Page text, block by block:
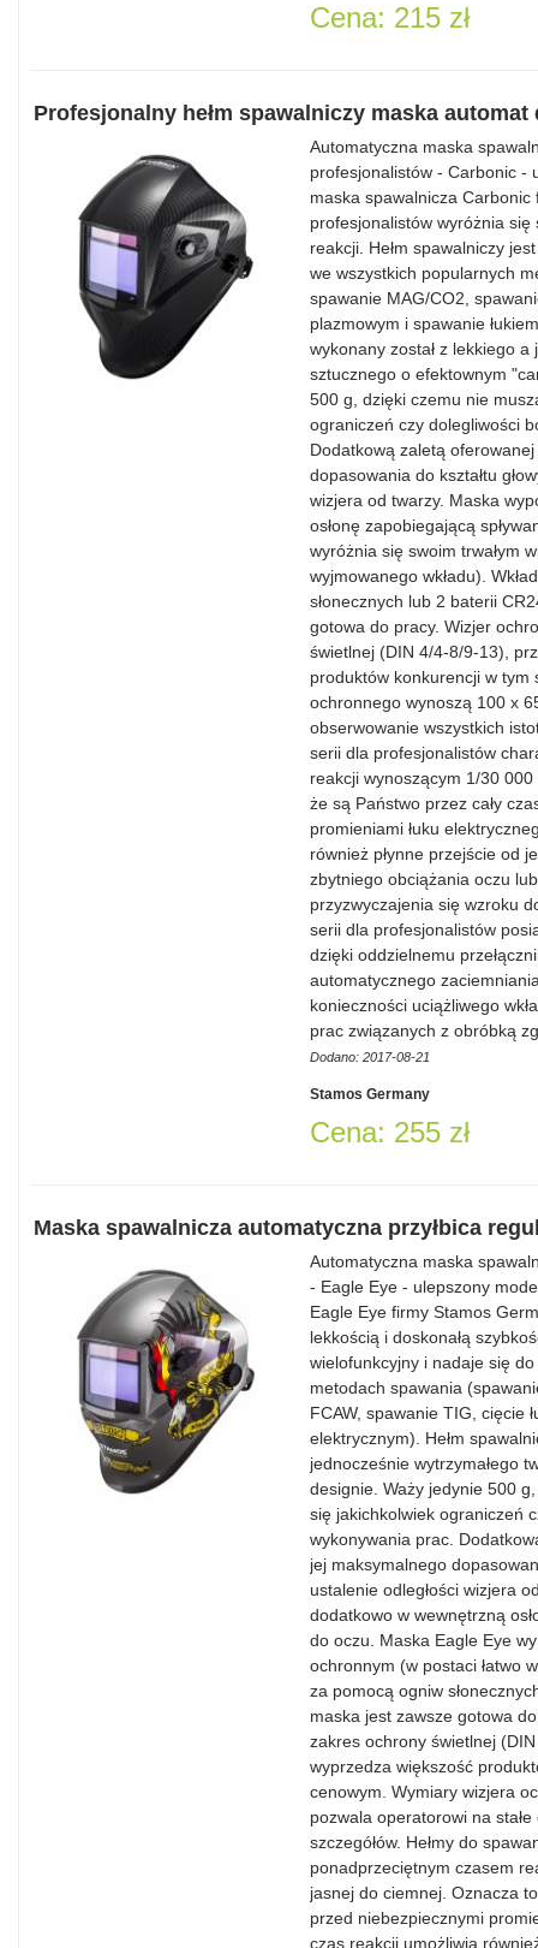
Cena: 215 zł
Profesjonalny hełm spawalniczy maska automat
Automatyczna maska
profesjonalistów - Carbonic -
maska spawalnicza
profesjonalistów wyróżnia się
reakcji. Hełm spawalniczy
we wszystkich popularnych
spawanie MAG/CO2,
plazmowym i spawanie
wykonany został z lekkiego
sztucznego o efektownym
500 g, dzięki czemu nie
ograniczeń czy dolegliwości
Dodatkową zaletą
dopasowania do kształtu
wizjera od twarzy. Maska
osłonę zapobiegającą
wyróżnia się swoim trwałym
wyjmowanego wkładu).
słonecznych lub 2 baterii
gotowa do pracy. Wizjer
świetlnej (DIN 4/4-8/9-13),
produktów konkurencji w tym
ochronnego wynoszą 100 x
obserwowanie wszystkich
serii dla profesjonalistów
reakcji wynoszącym 1/30
że są Państwo przez cały
promieniami łuku
również płynne przejście od
zbytniego obciążania oczu
przyzwyczajenia się wzroku
serii dla profesjonalistów
dzięki oddzielnemu
automatycznego
konieczności uciążliwego
prac związanych z obróbką
Dodano: 2017-08-21
Stamos Germany
Cena: 255 zł
Maska spawalnicza automatyczna przyłbica
Automatyczna maska
- Eagle Eye - ulepszony
Eagle Eye firmy Stamos
lekkością i doskonałą
wielofunkcyjny i nadaje się
metodach spawania
FCAW, spawanie TIG, cięcie
elektrycznym). Hełm
jednocześnie wytrzymałego
designie. Waży jedynie 500
się jakichkolwiek ograniczeń
wykonywania prac.
jej maksymalnego
ustalenie odległości wizjera
dodatkowo w wewnętrzną
do oczu. Maska Eagle Eye
ochronnym (w postaci łatwo
za pomocą ogniw
maska jest zawsze gotowa
zakres ochrony świetlnej
wyprzedza większość
cenowym. Wymiary wizjera
pozwala operatorowi na
szczegółów. Hełmy do
ponadprzeciętnym czasem
jasnej do ciemnej. Oznacza
przed niebezpiecznymi
czas reakcji umożliwia